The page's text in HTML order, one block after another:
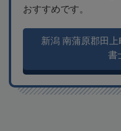
おすすめです。
新潟 南蒲原郡田
書